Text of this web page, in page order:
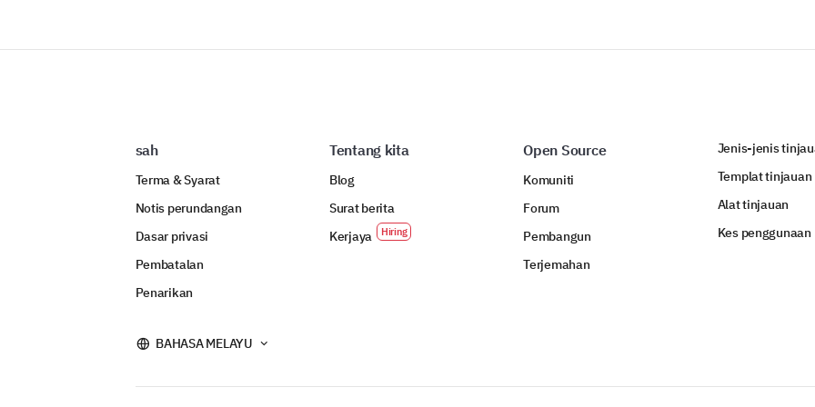
sah
Terma & Syarat
Notis perundangan
Dasar privasi
Pembatalan
Penarikan
Tentang kita
Blog
Surat berita
Kerjaya
Open Source
Komuniti
Forum
Pembangun
Terjemahan
Jenis-jenis
Templat tinjauan
Alat tinjauan
Kes penggunaan
BAHASA MELAYU